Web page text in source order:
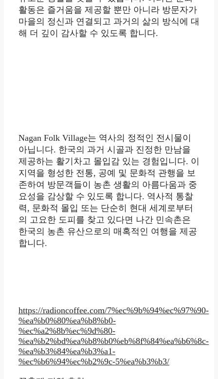
활동은 즐거움을 제공할 뿐만 아니라 방문자가
마을의 정신과 연결되고 과거의 삶의 방식에 대
해 더 깊이 감사할 수 있도록 합니다.
Nagan Folk Village는 역사의 정적인 전시물이
아닙니다. 한국의 과거 시골과 진정한 만남을
제공하는 활기차고 몰입감 있는 경험입니다. 이
지역을 형성한 전통, 공예 및 문화적 관행을 보
존하여 방문객들이 농촌 생활의 아름다움과 중
요성을 감상할 수 있도록 합니다. 역사적 통찰
력, 문화적 몰입 또는 단순히 현대 세계로부터
의 고요한 도피를 찾고 있다면 나간 민속촌은
한국의 농촌 유산으로의 매혹적인 여행을 제공
합니다.
https://radioncoffee.com/7%ec%9b%94%ec%97%90-
%ea%b0%80%ea%b8%b0-
%ec%a2%8b%ec%9d%80-
%ea%b2%bd%ea%b8%b0%eb%8f%84%ea%b6%8c-
%ea%b3%84%ea%b3%a1-
%ec%b6%94%ec%b2%9c-5%ea%b3%b3/